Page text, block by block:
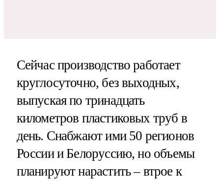
Сейчас производство работает
круглосуточно, без выходных,
выпуская по тринадцать
километров пластиковых труб в
день. Снабжают ими 50 регионов
России и Белоруссию, но объемы
планируют нарастить – втрое к